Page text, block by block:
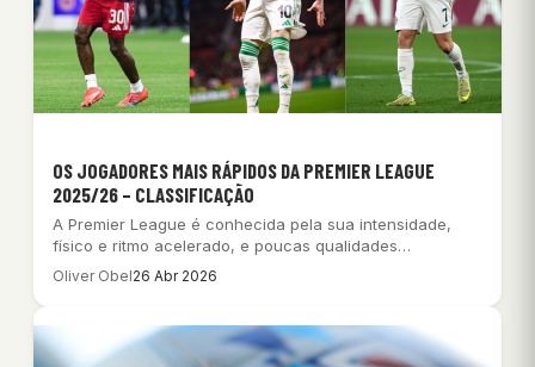
OS JOGADORES MAIS RÁPIDOS DA PREMIER LEAGUE
2025/26 – CLASSIFICAÇÃO
A Premier League é conhecida pela sua intensidade,
físico e ritmo acelerado, e poucas qualidades…
Oliver Obel26 Abr 2026